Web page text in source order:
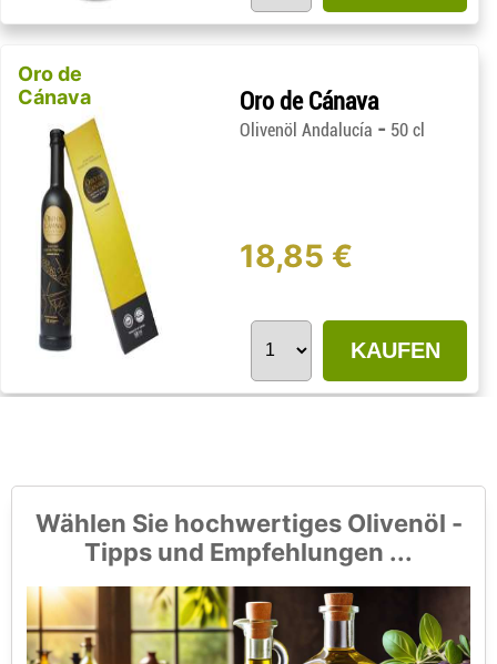
Oro de
Cánava
Oro de Cánava
Olivenöl Andalucía - 50 cl
18,85 €
KAUFEN
Wählen Sie hochwertiges Olivenöl -
Tipps und Empfehlungen ...